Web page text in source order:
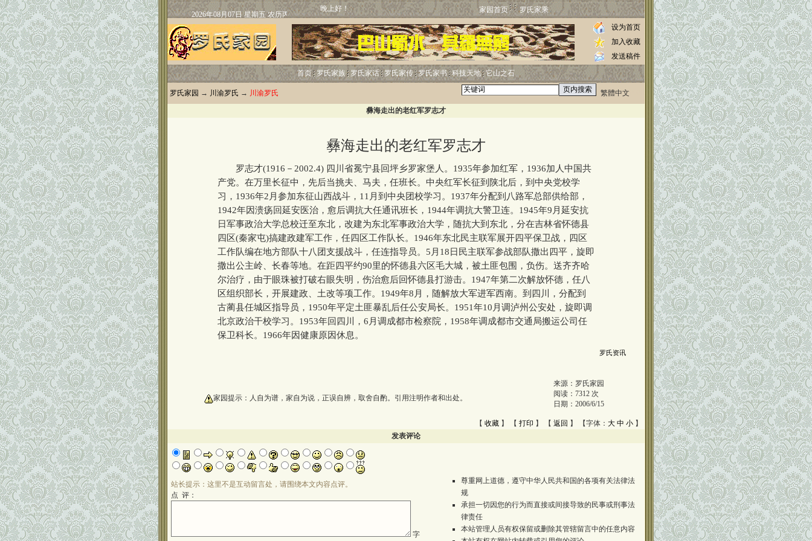
晚上好！ 家园首页 罗氏家乘
设为首页
加入收藏
发送稿件
首页 罗氏家族 罗氏家话 罗氏家传 罗氏家书 科技天地 它山之石
罗氏家园 → 川渝罗氏 → 川渝罗氏 繁體中文
彝海走出的老红军罗志才
彝海走出的老红军罗志才
罗志才(1916－2002.4) 四川省冕宁县回坪乡罗家堡人。1935年参加红军，1936加人中国共
产党。在万里长征中，先后当挑夫、马夫，任班长。中央红军长征到陕北后，到中央党校学
习，1936年2月参加东征山西战斗，11月到中央团校学习。1937年分配到八路军总部供给部，
1942年因溃疡回延安医治，愈后调抗大任通讯班长，1944年调抗大警卫连。1945年9月延安抗
日军事政治大学总校迁至东北，改建为东北军事政治大学，随抗大到东北，分在吉林省怀德县
四区(秦家屯)搞建政建军工作，任四区工作队长。1946年东北民主联军展开四平保卫战，四区
工作队编在地方部队十八团支援战斗，任连指导员。5月18日民主联军参战部队撒出四平，旋即
撒出公主岭、长春等地。在距四平约90里的怀德县六区毛大城，被土匪包围，负伤。送齐齐哈
尔治疗，由于眼珠被打破右眼失明，伤治愈后回怀德县打游击。1947年第二次解放怀德，任八
区组织部长，开展建政、土改等项工作。1949年8月，随解放大军进军西南。到四川，分配到
古蔺县任城区指导员，1950年平定土匪暴乱后任公安局长。1951年10月调泸州公安处，旋即调
北京政治干校学习。1953年回四川，6月调成都市检察院，1958年调成都市交通局搬运公司任
保卫科长。1966年因健康原因休息。
罗氏资讯
家园提示：人自为谱，家自为说，正误自辨，取舍自酌。引用注明作者和出处。
来源： 罗氏家园
阅读： 7312 次
日期： 2006/6/15
【 收藏 】 【 打印 】 【 返回 】 【字体： 大 中 小 】
发表评论
站长提示：这里不是互动留言处，请围绕本文内容点评。
点 评：
字
尊重网上道德，遵守中华人民共和国的各项有关法律法
规
承担一切因您的行为而直接或间接导致的民事或刑事法
律责任
本站管理人员有权保留或删除其管辖留言中的任意内容